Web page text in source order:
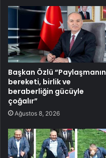
Başkan Özlü “Paylaşmanın
bereketi, birlik ve
beraberliğin gücüyle
çoğalır”
Ağustos 8, 2026